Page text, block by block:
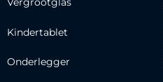
Kindertablet
Onderlegger